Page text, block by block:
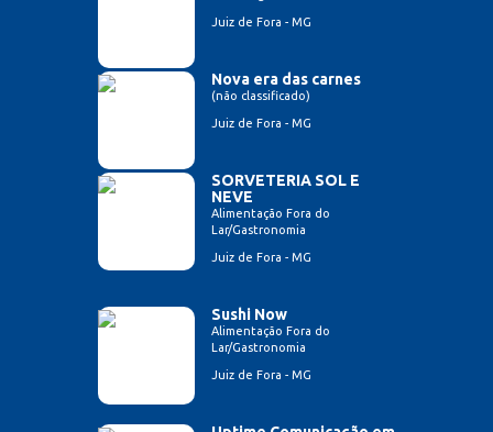
Juiz de Fora - MG
Nova era das carnes
(não classificado)
Juiz de Fora - MG
SORVETERIA SOL E
NEVE
Alimentação Fora do
Lar/Gastronomia
Juiz de Fora - MG
Sushi Now
Alimentação Fora do
Lar/Gastronomia
Juiz de Fora - MG